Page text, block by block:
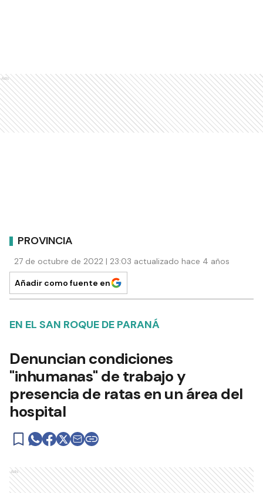
Ads
PROVINCIA
27 de octubre de 2022 | 23:03 actualizado hace 4 años
Añadir como fuente en
EN EL SAN ROQUE DE PARANÁ
Denuncian condiciones
"inhumanas" de trabajo y
presencia de ratas en un área del
hospital
Ads